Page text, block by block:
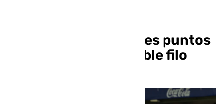
El Málaga, a por los tres puntos
ante un colista de doble filo